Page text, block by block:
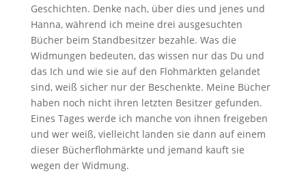
Geschichten. Denke nach, über dies und jenes und
Hanna, während ich meine drei ausgesuchten
Bücher beim Standbesitzer bezahle. Was die
Widmungen bedeuten, das wissen nur das Du und
das Ich und wie sie auf den Flohmärkten gelandet
sind, weiß sicher nur der Beschenkte. Meine Bücher
haben noch nicht ihren letzten Besitzer gefunden.
Eines Tages werde ich manche von ihnen freigeben
und wer weiß, vielleicht landen sie dann auf einem
dieser Bücherflohmärkte und jemand kauft sie
wegen der Widmung.